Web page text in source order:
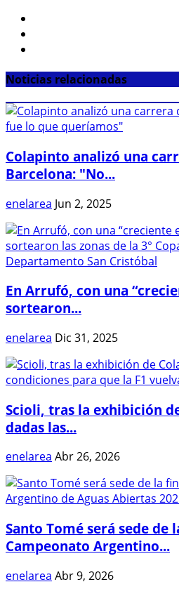
Noticias relacionadas
Colapinto analizó una
Barcelona: "No...
enelarea Jun 2, 2025
En Arrufó, con una
sortearon...
enelarea Dic 31, 2025
Scioli, tras la exhibición
dadas las...
enelarea Abr 26, 2026
Santo Tomé será sede de
Campeonato Argentino...
enelarea Abr 9, 2026